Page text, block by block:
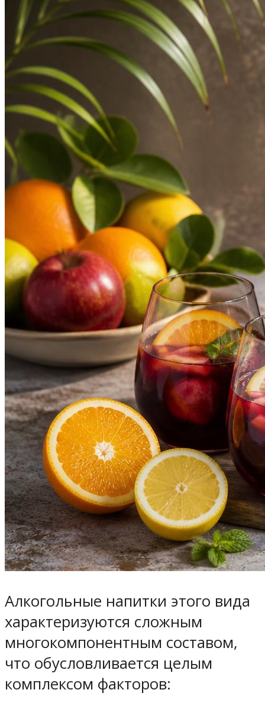
Алкогольные напитки этого вида
характеризуются сложным
многокомпонентным составом,
что обусловливается целым
комплексом факторов: